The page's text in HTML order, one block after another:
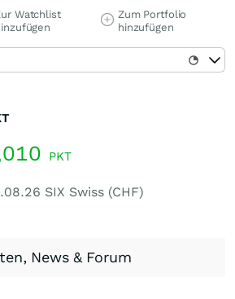
Watchlist
Zum Portfolio
hinzufügen
PKT
SIX Swiss (CHF)
News & Forum